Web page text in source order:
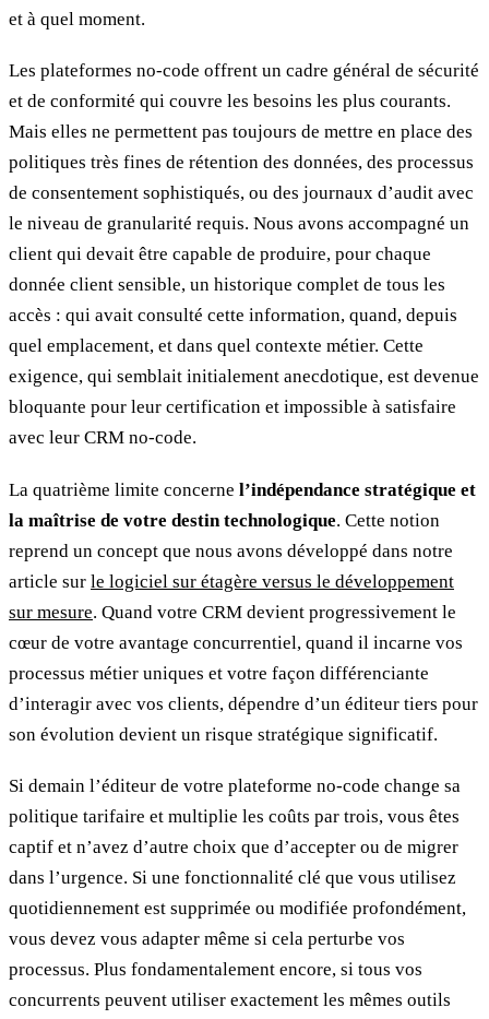
et à quel moment.
Les plateformes no-code offrent un cadre général de sécurité
et de conformité qui couvre les besoins les plus courants.
Mais elles ne permettent pas toujours de mettre en place des
politiques très fines de rétention des données, des processus
de consentement sophistiqués, ou des journaux d’audit avec
le niveau de granularité requis. Nous avons accompagné un
client qui devait être capable de produire, pour chaque
donnée client sensible, un historique complet de tous les
accès : qui avait consulté cette information, quand, depuis
quel emplacement, et dans quel contexte métier. Cette
exigence, qui semblait initialement anecdotique, est devenue
bloquante pour leur certification et impossible à satisfaire
avec leur CRM no-code.
La quatrième limite concerne l’indépendance stratégique et
la maîtrise de votre destin technologique. Cette notion
reprend un concept que nous avons développé dans notre
article sur le logiciel sur étagère versus le développement
sur mesure. Quand votre CRM devient progressivement le
cœur de votre avantage concurrentiel, quand il incarne vos
processus métier uniques et votre façon différenciante
d’interagir avec vos clients, dépendre d’un éditeur tiers pour
son évolution devient un risque stratégique significatif.
Si demain l’éditeur de votre plateforme no-code change sa
politique tarifaire et multiplie les coûts par trois, vous êtes
captif et n’avez d’autre choix que d’accepter ou de migrer
dans l’urgence. Si une fonctionnalité clé que vous utilisez
quotidiennement est supprimée ou modifiée profondément,
vous devez vous adapter même si cela perturbe vos
processus. Plus fondamentalement encore, si tous vos
concurrents peuvent utiliser exactement les mêmes outils